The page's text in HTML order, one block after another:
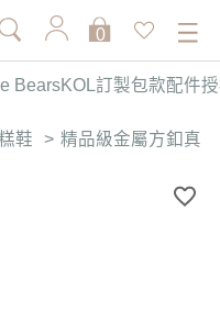
0
BearsKOL訂製包款配件
鞋 > 精品級金屬方釦真